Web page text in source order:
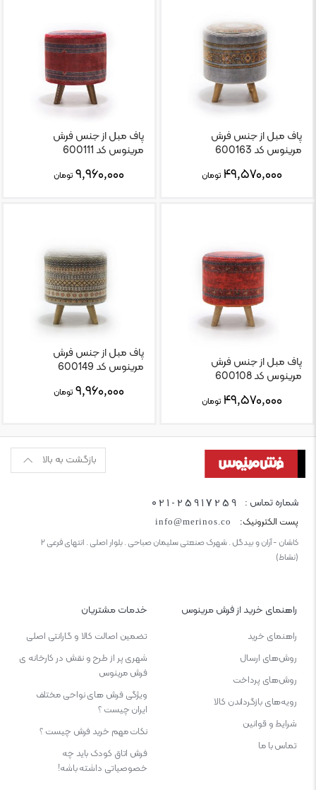
پاف مبل از جنس فرش
مرینوس کد 600163
۴۹,۵۷۰,۰۰۰ تومان
پاف مبل از جنس فرش
مرینوس کد 600111
۹,۹۶۰,۰۰۰ تومان
پاف مبل از جنس فرش
مرینوس کد 600108
۴۹,۵۷۰,۰۰۰ تومان
پاف مبل از جنس فرش
مرینوس کد 600149
۹,۹۶۰,۰۰۰ تومان
بازگشت به بالا
شماره تماس : 021-25917259
پست الکترونیک: info@merinos.co
کاشان - آران و بیدگل . شهرک صنعتی سلیمان صباحی . بلوار اصلی . انتهای فرعی ۲
(نشاط)
راهنمای خرید از فرش مرینوس
راهنمای خرید
روش‌های ارسال
روش‌های پرداخت
رویه‌های بازگرداندن کالا
شرایط و قوانین
تماس با ما
خدمات مشتریان
تضمین اصالت کالا و گارانتی اصلی
شهری پر از طرح و نقش در کارخانه ی
فرش مرینوس
ویژگی‌ فرش‌ های نواحی مختلف
ایران چیست ؟
نکات مهم خرید فرش چیست ؟
فرش اتاق کودک باید چه
خصوصیاتی داشته باشه!